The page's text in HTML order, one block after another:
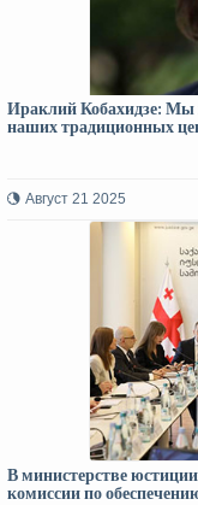
Ираклий Кобахидзе: Мы
наших традиционных
Август 21 2025
В министерстве
комиссии по